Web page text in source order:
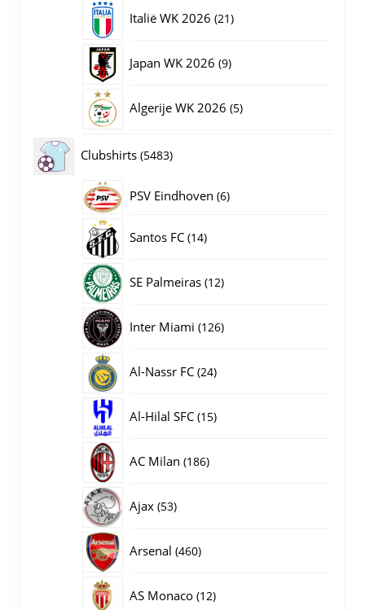
Italië WK 2026 2121
Japan WK 2026 99
Algerije WK 2026 55
Clubshirts 54835483
producten
PSV Eindhoven 66
Santos FC 1414
SE Palmeiras 1212
Inter Miami 126126
Al-Nassr FC 2424
Al-Hilal SFC 1515
AC Milan 186186
Ajax 5353
Arsenal 460460
AS Monaco 1212